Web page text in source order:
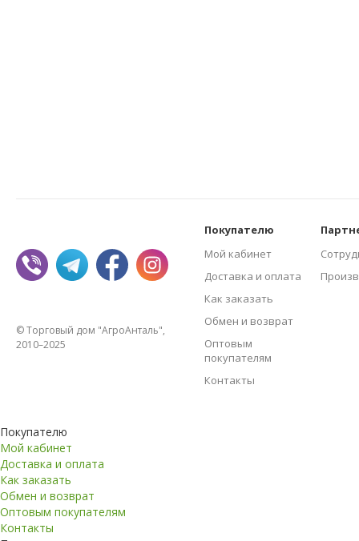
© Торговый дом "АгроАнталь",
2010–2025
Покупателю
Мой кабинет
Доставка и оплата
Как заказать
Обмен и возврат
Оптовым
покупателям
Контакты
Покупателю
Мой кабинет
Доставка и оплата
Как заказать
Обмен и возврат
Оптовым покупателям
Контакты